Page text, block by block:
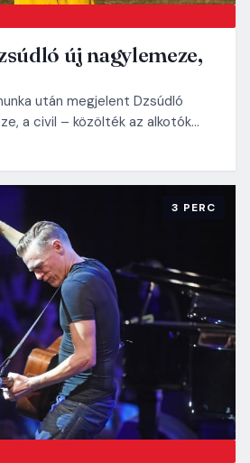
új nagylemeze,
után megjelent Dzsúdló
a civil – közölték az alkotók…
3 PERC